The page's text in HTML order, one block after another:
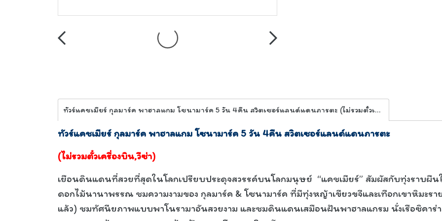
ทัวร์แคชเมียร์ กุลมาร์ค พาฮาลแกม โซนามาร์ค 5 วัน 4คืน สวิตเซอร์แลนด์แดนภารตะ (ไม่รวมตั๋วเครื่องบิน,วีซ่า)
ทัวร์แคชเมียร์ กุลมาร์ค พาฮาลแกม โซนามาร์ค 5 วัน 4คืน สวิตเซอร์แลนด์แดนภารตะ
(ไม่รวมตั๋วเครื่องบิน,วีซ่า)
เยือนดินแดนที่สวยที่สุดในโลกเปรียบประดุจสวรรค์บนโลกมนุษย์ “แคชเมียร์” สัมผัสกับทุ่งราบผื
ดอกไม้นานาพรรณ ชมความงามของ กุลมาร์ค & โซนามาร์ค ที่มีทุ่งหญ้าเขียวขจีและเทือกเขาหิมะรา
แล้ว) ชมทัศนียภาพแบบพาโนรามาอันสวยงาม และชมดินแดนเสมือนฝันพาฮาลแกรม นั่งเรือซิคาร่า